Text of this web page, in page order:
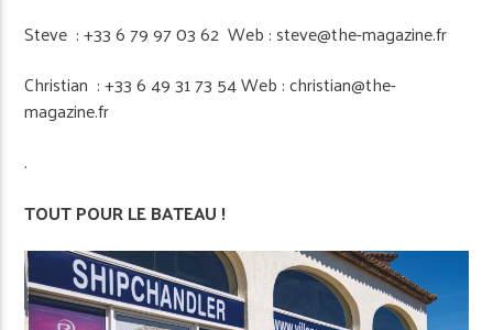
Steve : +33 6 79 97 03 62 Web : steve@the-magazine.fr
Christian : +33 6 49 31 73 54 Web : christian@the-
magazine.fr
.
TOUT POUR LE BATEAU !